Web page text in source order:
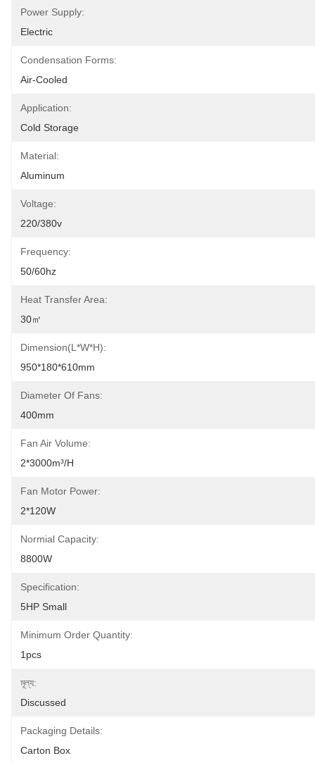
Power Supply:
Electric
Condensation Forms:
Air-Cooled
Application:
Cold Storage
Material:
Aluminum
Voltage:
220/380v
Frequency:
50/60hz
Heat Transfer Area:
30㎡
Dimension(L*W*H):
950*180*610mm
Diameter Of Fans:
400mm
Fan Air Volume:
2*3000m³/h
Fan Motor Power:
2*120W
Normial Capacity:
8800W
Specification:
5HP Small
Minimum Order Quantity:
1pcs
মূল্য:
Discussed
Packaging Details:
Carton Box